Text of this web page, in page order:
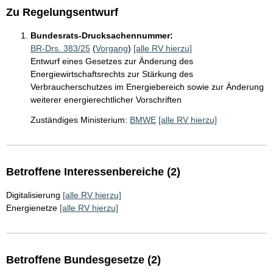
Zu Regelungsentwurf
Bundesrats-Drucksachennummer:
BR-Drs. 383/25 (Vorgang) [alle RV hierzu]
Entwurf eines Gesetzes zur Änderung des
Energiewirtschaftsrechts zur Stärkung des
Verbraucherschutzes im Energiebereich sowie zur Änderung
weiterer energierechtlicher Vorschriften
Zuständiges Ministerium: BMWE [alle RV hierzu]
Betroffene Interessenbereiche (2)
Digitalisierung [alle RV hierzu]
Energienetze [alle RV hierzu]
Betroffene Bundesgesetze (2)